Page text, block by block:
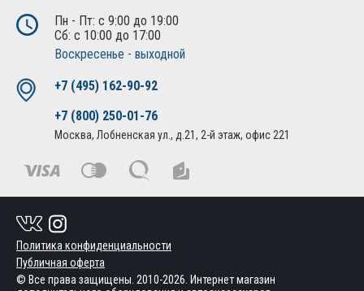
Пн - Пт: с 9:00 до 19:00
Сб: с 10:00 до 17:00
Воскресенье - выходной
+7 (495) 162-90-92
+7 (800) 250-01-76
Москва, Лобненская ул., д.21, 2-й этаж, офис 221
Политика конфиденциальности
Публичная оферта
© Все права защищены. 2010-2026. Интернет магазин